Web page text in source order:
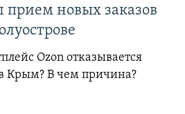
прием новых заказов
Ozon отказывается
Крым? В чем причина?